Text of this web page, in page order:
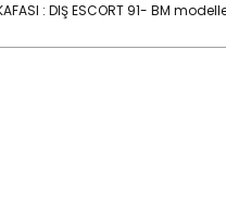
: DIŞ ESCORT 91- BM